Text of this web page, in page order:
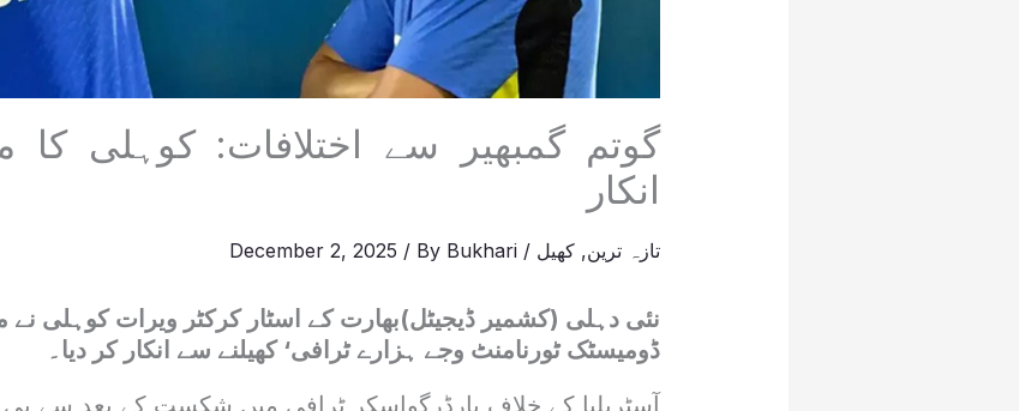
گوتم گمبھیر سے اختلافات: کوہلی کا
انکار
تازہ ترین, کھیل /
December 2, 2025 / By Bukhari
نئی دہلی (کشمیر ڈیجیٹل)بھارت کے اسٹار کرکٹر ویرات کوہلی نے
ڈومیسٹک ٹورنامنٹ وجے ہزارے ٹرافی‘ کھیلنے سے انکار کر دیا۔
آسٹریلیا کے خلاف بارڈرگواسکر ٹرافی میں شکست کے بعد سے